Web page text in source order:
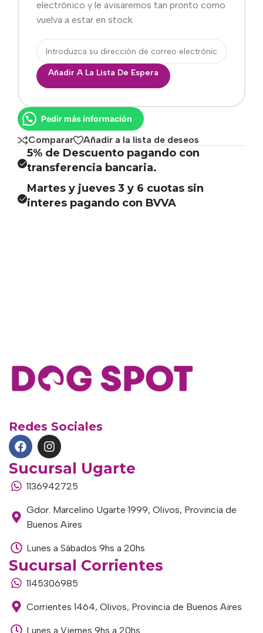
electrónico y le avisaremos tan pronto como
vuelva a estar en stock.
Añadir A La Lista De Espera
Pedir más información
Comparar Añadir a la lista de deseos
5% de Descuento pagando con
transferencia bancaria.
Martes y jueves 3 y 6 cuotas sin
interes pagando con BVVA
Redes Sociales
Sucursal Ugarte
1136942725
Gdor. Marcelino Ugarte 1999, Olivos, Provincia de
Buenos Aires
Lunes a Sábados 9hs a 20hs
Sucursal Corrientes
1145306985
Corrientes 1464, Olivos, Provincia de Buenos Aires
Lunes a Viernes 9hs a 20hs